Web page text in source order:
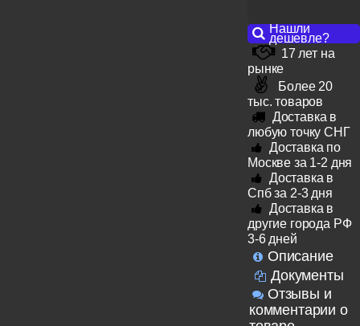
Нашли
дешевле?
17 лет на
рынке
Более 20
тыс. товаров
Доставка в
любую точку СНГ
Доставка по
Москве за 1-2 дня
Доставка в
Спб за 2-3 дня
Доставка в
другие города РФ
3-6 дней
Описание
Документы
Отзывы и
комментарии о